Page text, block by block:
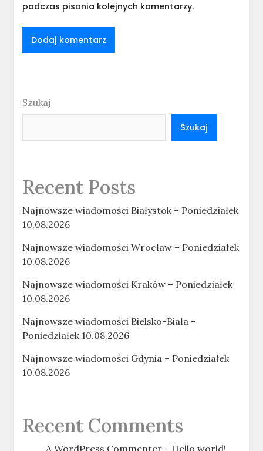
podczas pisania kolejnych komentarzy.
Szukaj
Szukaj
Recent Posts
Najnowsze wiadomości Białystok – Poniedziałek
10.08.2026
Najnowsze wiadomości Wrocław – Poniedziałek
10.08.2026
Najnowsze wiadomości Kraków – Poniedziałek
10.08.2026
Najnowsze wiadomości Bielsko-Biała –
Poniedziałek 10.08.2026
Najnowsze wiadomości Gdynia – Poniedziałek
10.08.2026
Recent Comments